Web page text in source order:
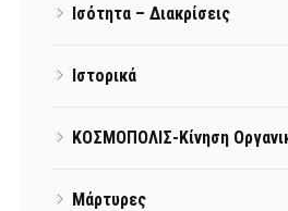
Ισότητα – Διακρίσεις
Ιστορικά
ΚΟΣΜΟΠΟΛΙΣ-Κίνηση
Μάρτυρες